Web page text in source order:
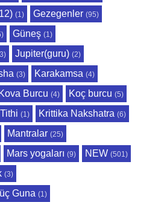
(1) Gezegenler (95)
Güneş (1)
Jupiter(guru) (2)
(3) Karakamsa (4)
Kova Burcu (4) Koç burcu (5)
(1) Krittika Nakshatra (6)
Mantralar (25)
Mars yogaları (9) NEW (501)
(3)
Guna (1)